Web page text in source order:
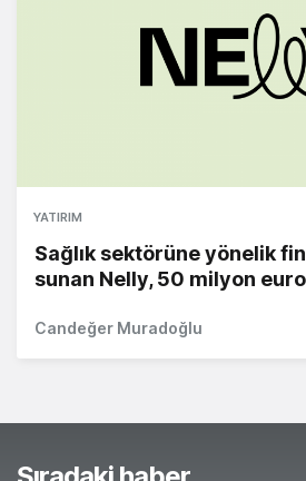
YATIRIM
Sağlık sektörüne yönelik
sunan Nelly, 50 milyon euro
Candeğer Muradoğlu